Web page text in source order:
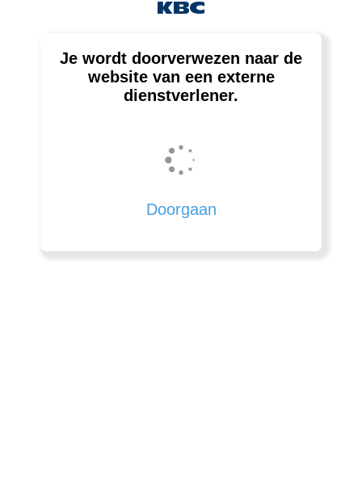
Je wordt doorverwezen naar de
website van een externe
dienstverlener.
Doorgaan